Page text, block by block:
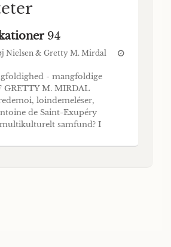
94
Nielsen & Gretty M. Mirdal
- mangfoldige
GRETTY M. MIRDAL
loindemeléser,
de Saint-Exupéry
samfund? I
af en vejledende